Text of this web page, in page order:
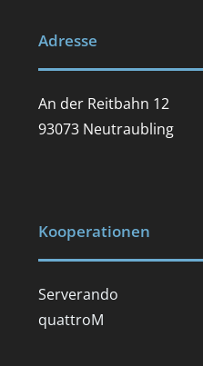
Adresse
An der Reitbahn 12
93073 Neutraubling
Kooperationen
Serverando
quattroM